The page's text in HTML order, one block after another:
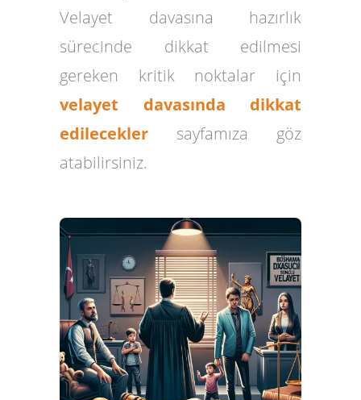
Velayet davasına hazırlık
sürecinde dikkat edilmesi
gereken kritik noktalar için
velayet davasında dikkat
edilecekler sayfamıza göz
atabilirsiniz.